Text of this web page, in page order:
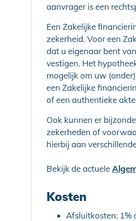
aanvrager is een
Een Zakelijke
zekerheid. Voor een
dat u eigenaar bent
vestigen. Het
mogelijk om uw
een Zakelijke
of een authentieke
Ook kunnen er
zekerheden of
hierbij aan
Bekijk de actuele
Kosten
Afsluitkosten: 1%